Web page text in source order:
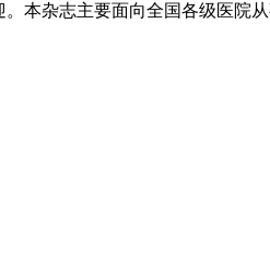
本杂志主要面向全国各级医院